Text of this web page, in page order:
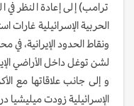
ترامب) إلى إعادة النظر
الحربية الإسرائيلية
ونقاط الحدود الإيرانية، في
لشن توغل داخل الأراضي
و إلى جانب علاقاتها مع
الإسرائيلية زودت ميليشيا